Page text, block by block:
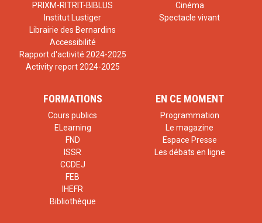
PRIXM-RITRIT-BIBLUS
Institut Lustiger
Librairie des Bernardins
Accessibilité
Rapport d'activité 2024-2025
Activity report 2024-2025
Cinéma
Spectacle vivant
FORMATIONS
Cours publics
ELearning
FND
ISSR
CCDEJ
FEB
IHEFR
Bibliothèque
EN CE MOMENT
Programmation
Le magazine
Espace Presse
Les débats en ligne